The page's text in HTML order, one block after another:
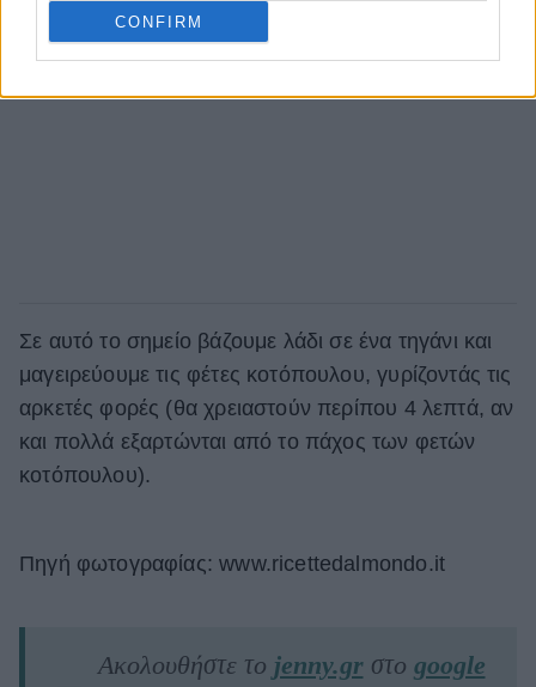
CONFIRM
Σε αυτό το σημείο βάζουμε λάδι σε ένα τηγάνι και
μαγειρεύουμε τις φέτες κοτόπουλου, γυρίζοντάς τις
αρκετές φορές (θα χρειαστούν περίπου 4 λεπτά, αν
και πολλά εξαρτώνται από το πάχος των φετών
κοτόπουλου).
Πηγή φωτογραφίας: www.ricettedalmondo.it
Ακολουθήστε το jenny.grστο google